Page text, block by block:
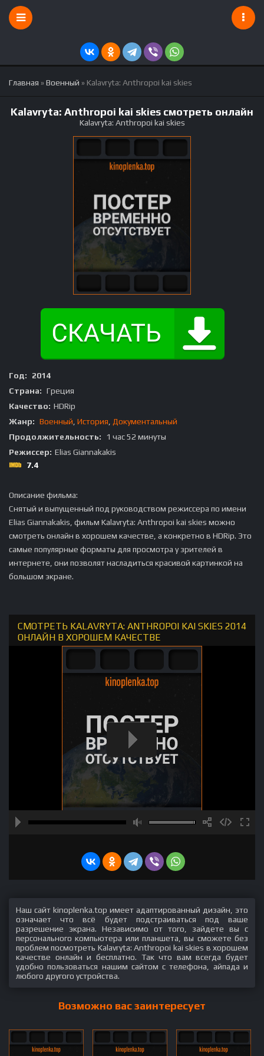
Главная »Военный » Kalavryta: Anthropoi kai skies
Kalavryta: Anthropoi kai skies смотреть онлайн
Kalavryta: Anthropoi kai skies
Год:
2014
Страна: Греция
Качество: HDRip
Жанр: Военный История
Документальный
Продолжительность:
1 час 52 минуты
Режиссер: Elias Giannakakis
7.4
Описание фильма:
Снятый и выпущенный под руководством режиссера по имени
Elias Giannakakis, фильм Kalavryta: Anthropoi kai skies можно
смотреть онлайн в хорошем качестве, а конкретно в HDRip. Это
самые популярные форматы для просмотра у зрителей в
интернете, они позволят насладиться красивой картинкой на
большом экране.
СМОТРЕТЬ KALAVRYTA: ANTHROPOI KAI SKIES 2014
ОНЛАЙН В ХОРОШЕМ КАЧЕСТВЕ
Наш сайт kinoplenka.top имеет адаптированный дизайн, это
означает что всё будет подстраиваться под ваше
разрешение экрана. Независимо от того, зайдете вы с
персонального компьютера или планшета, вы сможете без
проблем посмотреть Kalavryta: Anthropoi kai skies в хорошем
качестве онлайн и бесплатно. Так что вам всегда будет
удобно пользоваться нашим сайтом с телефона, айпада и
любого другого устройства.
Возможно вас заинтересует